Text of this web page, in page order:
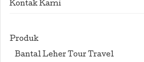
Kontak Kami
Produk
Bantal Leher Tour Travel